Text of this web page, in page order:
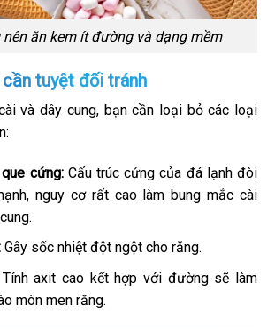
nên ăn kem ít đường và dạng mềm
tuyệt đối tránh
và dây cung, bạn cần loại bỏ các loại
cứng:Cấu trúc cứng của đá lạnh đòi
nguy cơ rất cao làm bung mắc cài
Gây sốc nhiệt đột ngột cho răng.
Tính axit cao kết hợp với đường sẽ làm
mòn men răng.